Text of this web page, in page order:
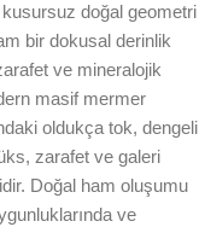
doğal geometri
bir dokusal derinlik
ve mineralojik
masif mermer
oldukça tok, dengeli
zarafet ve galeri
Doğal ham oluşumu
ve